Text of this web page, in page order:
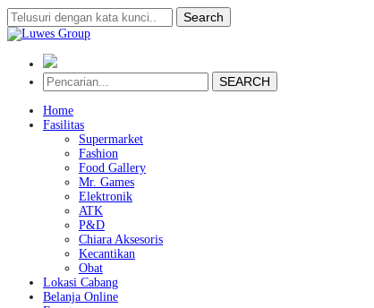
Search
SEARCH
Home
Fasilitas
Supermarket
Fashion
Food Gallery
Mr. Games
Elektronik
ATK
P&D
Chiara Aksesoris
Kecantikan
Obat
Lokasi Cabang
Belanja Online